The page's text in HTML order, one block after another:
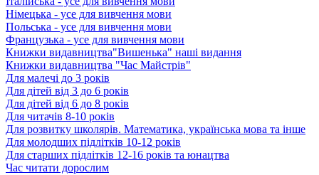
Німецька - усе для вивчення мови
Польська - усе для вивчення мови
Французька - усе для вивчення мови
Книжки видавництва"Вишенька" наші видання
Книжки видавництва "Час Майстрів"
Для малечі до 3 років
Для дітей від 3 до 6 років
Для дітей від 6 до 8 років
Для читачів 8-10 років
Для розвитку школярів. Математика, українська мова та інше
Для молодших підлітків 10-12 років
Для старших підлітків 12-16 років та юнацтва
Час читати дорослим